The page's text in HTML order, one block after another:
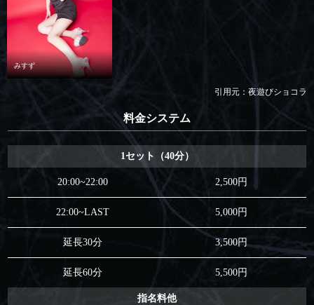
みすず
引用元：夜遊びショコラ
料金システム
1セット（40分）
20:00~22:00 2,500円
22:00~LAST 5,000円
延長30分 3,500円
延長60分 5,500円
指名料他